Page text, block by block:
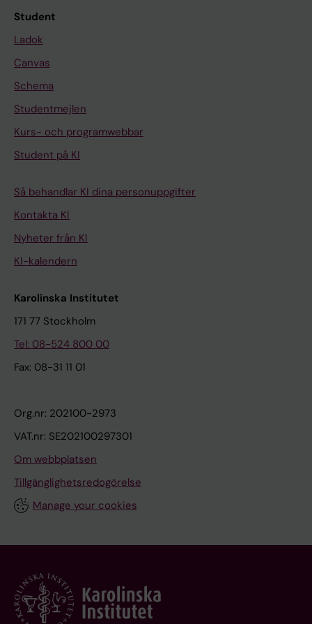
Student
Ladok
Canvas
Schema
Studentmejlen
Kurs- och programwebbar
Student på KI
Så behandlar KI dina personuppgifter
Kontakta KI
Nyheter från KI
KI-kalendern
Karolinska Institutet
171 77 Stockholm
Tel: 08-524 800 00
Fax: 08-31 11 01
Org.nr: 202100-2973
VAT.nr: SE202100297301
Om webbplatsen
Tillgänglighetsredogörelse
Manage your cookies